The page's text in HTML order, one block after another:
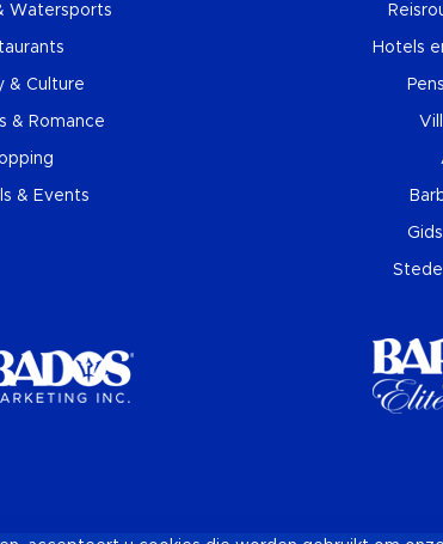
Watersports
& Culture
& Romance
& Events
Hotels